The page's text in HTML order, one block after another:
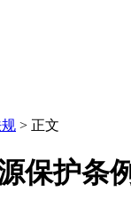
> 正文
保护条